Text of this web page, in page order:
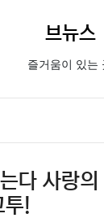
브뉴스
즐거움이 있는
다 사랑의
투!